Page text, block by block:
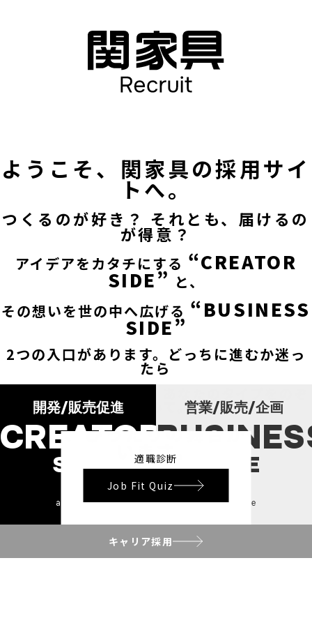
ようこそ、関家具の採用サイ
トへ。
つくるのが好き？ それとも、届けるの
が得意？
アイデアをカタチにする “CREATOR
SIDE” と、
その想いを世の中へ広げる “BUSINESS
SIDE”
2つの入口があります。どっちに進むか迷っ
たら――
いてみて。
きっと、ぴったりの舞台が待って
います。
開発/販売促進
CREATOR
SIDE
and more
営業/販売/企画
SIDE
and more
適職診断
Job Fit Quiz
キャリア採用